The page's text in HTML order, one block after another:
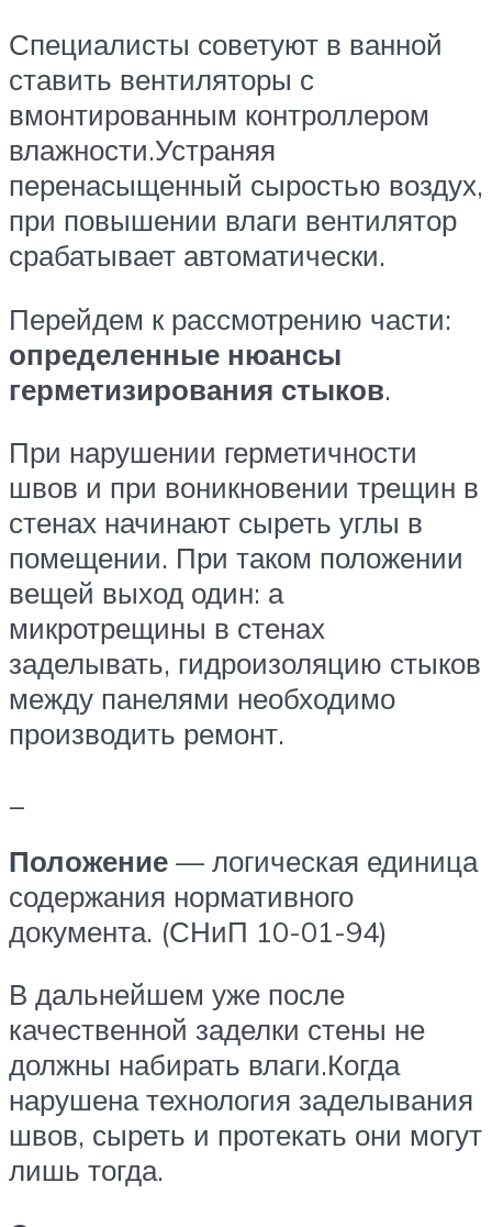
Специалисты советуют в ванной
ставить вентиляторы с
вмонтированным контроллером
влажности.Устраняя
перенасыщенный сыростью воздух,
при повышении влаги вентилятор
срабатывает автоматически.
Перейдем к рассмотрению части:
определенные нюансы
герметизирования стыков.
При нарушении герметичности
швов и при воникновении трещин в
стенах начинают сыреть углы в
помещении. При таком положении
вещей выход один: а
микротрещины в стенах
заделывать, гидроизоляцию стыков
между панелями необходимо
производить ремонт.
Положение — логическая единица
содержания нормативного
документа. (СНиП 10-01-94)
В дальнейшем уже после
качественной заделки стены не
должны набирать влаги.Когда
нарушена технология заделывания
швов, сыреть и протекать они могут
лишь тогда.